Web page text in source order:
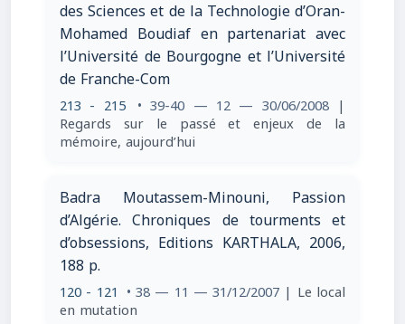
des Sciences et de la Technologie d’Oran-
Mohamed Boudiaf en partenariat avec
l’Université de Bourgogne et l’Université
de Franche-Com
213 - 215 • 39-40 — 12 — 30/06/2008 |
Regards sur le passé et enjeux de la
mémoire, aujourd’hui
Badra Moutassem-Minouni, Passion
d’Algérie. Chroniques de tourments et
d’obsessions, Editions KARTHALA, 2006,
188 p.
120 - 121 • 38 — 11 — 31/12/2007 | Le local
en mutation